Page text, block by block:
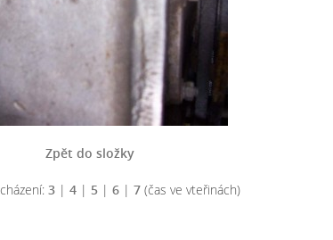
Zpět do složky
3| 4| 5| 6| 7(čas ve vteřinách)